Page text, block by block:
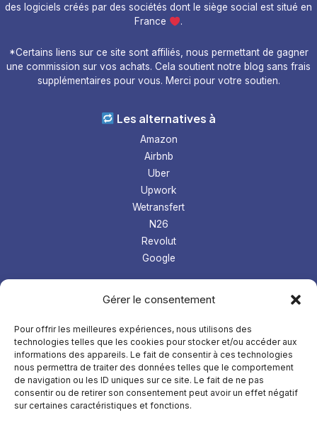
Gérer le consentement
Pour offrir les meilleures expériences, nous utilisons des
technologies telles que les cookies pour stocker et/ou accéder aux
informations des appareils. Le fait de consentir à ces technologies
nous permettra de traiter des données telles que le comportement
de navigation ou les ID uniques sur ce site. Le fait de ne pas
consentir ou de retirer son consentement peut avoir un effet négatif
sur certaines caractéristiques et fonctions.
des logiciels créés par des sociétés dont le siège social est situé en
France
.
*Certains liens sur ce site sont affiliés, nous permettant de gagner
une commission sur vos achats. Cela soutient notre blog sans frais
supplémentaires pour vous. Merci pour votre soutien.
Les alternatives à
Amazon
Airbnb
Uber
Upwork
Wetransfert
N26
Revolut
Google
Gestion microentreprise
LMS
Comptabilité
Àpropos
Mentions légales